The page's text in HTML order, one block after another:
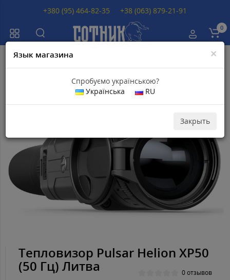
0
×
Язык магазина
Спробуємо українською?
Українська
RU
Закрыть
Популярный
Тепловизор Pulsar Helion XP50
(50 Гц) Литва 0 отзывов
+380 (95) 464-82-35 +38 (063) 879-21-91